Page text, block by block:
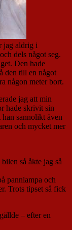
jag aldrig i
dels något seg.
Den hade
den till en något
någon meter bort.
jag att min
hade skrivit sin
sannolikt även
och mycket mer
så åkte jag så
pannlampa och
Trots tipset så fick
– efter en